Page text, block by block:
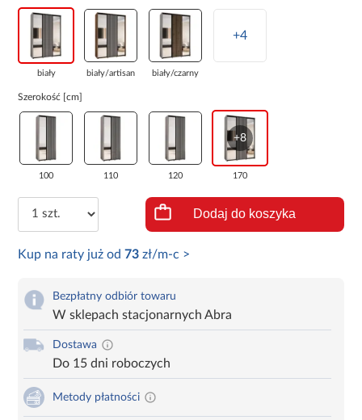
biały biały/artisan biały/czarny
+4
Szerokość [cm]
100 110 120
+8
170
Dodaj do koszyka
Kup na raty już od73 zł/m-c >
Bezpłatny odbiór towaru
W sklepach stacjonarnych Abra
Dostawa
Do 15 dni roboczych
Metody płatności